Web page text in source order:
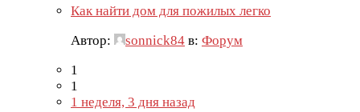
Как найти дом для пожилых легко
Автор:
sonnick84 в: Форум
1
1
1 неделя, 3 дня назад